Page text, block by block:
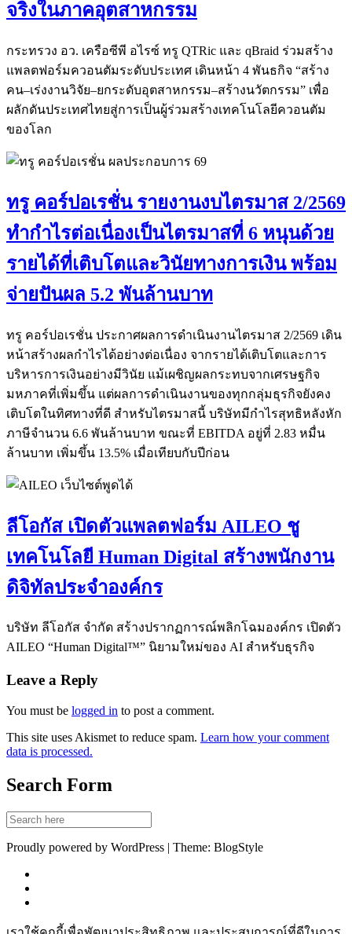
จริงในภาคอุตสาหกรรม
กระทรวง อว. เครือซีพี อไรซ์ ทรู QTRic และ qBraid ร่วมสร้าง
แพลตฟอร์มควอนตัมระดับประเทศ เดินหน้า 4 พันธกิจ “สร้าง
คน–เร่งงานวิจัย–ยกระดับอุตสาหกรรม–สร้างนวัตกรรม” เพื่อ
ผลักดันประเทศไทยสู่การเป็นผู้ร่วมสร้างเทคโนโลยีควอนตัม
ของโลก
ทรู คอร์ปอเรชั่น รายงานงบไตรมาส 2/2569
ทำกำไรต่อเนื่องเป็นไตรมาสที่ 6 หนุนด้วย
รายได้ที่เติบโตและวินัยทางการเงิน พร้อม
จ่ายปันผล 5.2 พันล้านบาท
ทรู คอร์ปอเรชั่น ประกาศผลการดำเนินงานไตรมาส 2/2569 เดิน
หน้าสร้างผลกำไรได้อย่างต่อเนื่อง จากรายได้เติบโตและการ
บริหารการเงินอย่างมีวินัย แม้เผชิญผลกระทบจากเศรษฐกิจ
มหภาคที่เพิ่มขึ้น แต่ผลการดำเนินงานของทุกกลุ่มธุรกิจยังคง
เติบโตในทิศทางที่ดี สำหรับไตรมาสนี้ บริษัทมีกำไรสุทธิหลังหัก
ภาษีจำนวน 6.6 พันล้านบาท ขณะที่ EBITDA อยู่ที่ 2.83 หมื่น
ล้านบาท เพิ่มขึ้น 13.5% เมื่อเทียบกับปีก่อน
ลีโอกัส เปิดตัวแพลตฟอร์ม AILEO ชู
เทคโนโลยี Human Digital สร้างพนักงาน
ดิจิทัลประจำองค์กร
บริษัท ลีโอกัส จำกัด สร้างปรากฏการณ์พลิกโฉมองค์กร เปิดตัว
AILEO “Human Digital™” นิยามใหม่ของ AI สำหรับธุรกิจ
Leave a Reply
You must be logged in to post a comment.
This site uses Akismet to reduce spam. Learn how your comment
data is processed.
Search Form
Proudly powered by WordPress | Theme: BlogStyle